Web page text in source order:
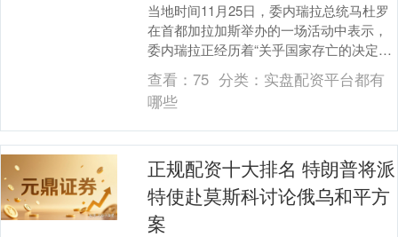
当地时间11月25日，委内瑞拉总统马杜罗
在首都加拉加斯举办的一场活动中表示，
委内瑞拉正经历着“关乎国家存亡的决定性
时刻”。他呼吁全国人民以及国家安全部队
成员团结....
查看：75 分类： 实盘配资平台都有
哪些
正规配资十大排名 特朗普将派
特使赴莫斯科讨论俄乌和平方
案